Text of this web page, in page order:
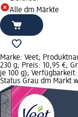
Alle dm Märkte
Marke: Veet;
230 g; Preis: 10,95 €;
je 100 g);
Status Grau dm Markt